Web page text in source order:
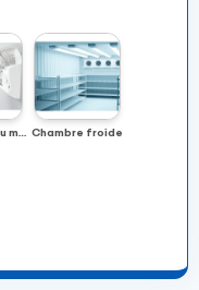
Formation au métier de froid et de la climatisation Chambre froide